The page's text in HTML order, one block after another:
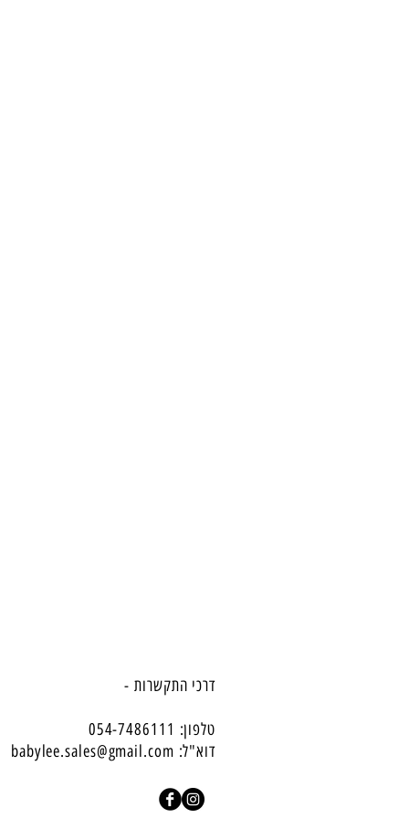
דרכי התקשרות -
טלפון: 054-7486111
דוא"ל: babylee.sales@gmail.com